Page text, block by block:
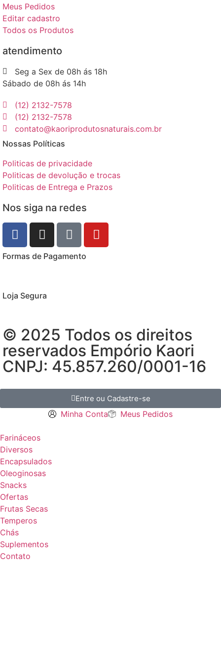
Meus Pedidos
Editar cadastro
Todos os Produtos
atendimento
Seg a Sex de 08h ás 18h
Sábado de 08h ás 14h
(12) 2132-7578
(12) 2132-7578
contato@kaoriprodutosnaturais.com.br
Nossas Políticas
Politicas de privacidade
Politicas de devolução e trocas
Politicas de Entrega e Prazos
Nos siga na redes
Formas de Pagamento
Loja Segura
© 2025 Todos os direitos
reservados Empório Kaori
CNPJ: 45.857.260/0001-16
Entre ou Cadastre-se
Minha Conta Meus Pedidos
Farináceos
Diversos
Encapsulados
Oleoginosas
Snacks
Ofertas
Frutas Secas
Temperos
Chás
Suplementos
Contato